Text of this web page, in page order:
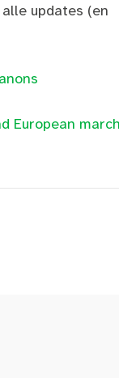
updates (en
European march